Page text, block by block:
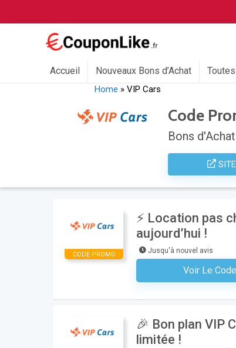
Accueil Nouveaux Bons d’Achat
Home »VIP Cars
Code
Bons
CODE PROMO
⚡ Location pas
aujourd’hui !
Jusqu'à nouvel avis
Voir Le Code
Aucun Code
🎉 Bon plan VIP
limitée !